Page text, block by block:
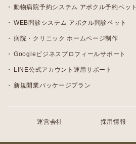
動物病院予約システム アポクル予約ペット
WEB問診システム アポクル問診ペット
病院・クリニック ホームページ制作
Googleビジネスプロフィールサポート
LINE公式アカウント運用サポート
新規開業パッケージプラン
運営会社 採用情報